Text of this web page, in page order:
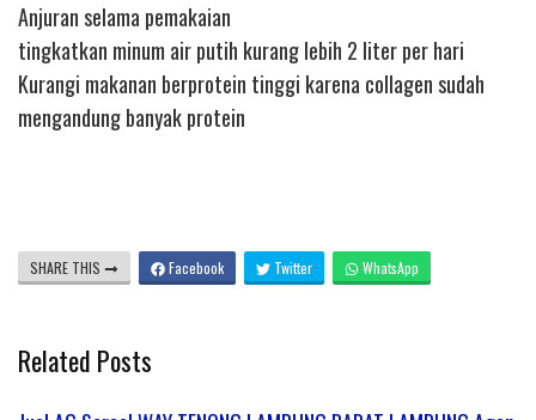
Anjuran selama pemakaian
tingkatkan minum air putih kurang lebih 2 liter per hari
Kurangi makanan berprotein tinggi karena collagen sudah
mengandung banyak protein
SHARE THIS Facebook Twitter WhatsApp
Related Posts